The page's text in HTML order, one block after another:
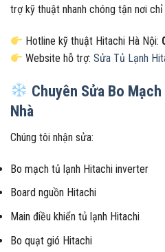
trợ kỹ thuật nhanh chóng tận nơi
Hotline kỹ thuật Hitachi Hà Nội:
Website hỗ trợ:Sửa Tủ Lạnh
Chuyên Sửa Bo
Nhà
Chúng tôi nhận sửa:
Bo mạch tủ lạnh Hitachi inverter
Board nguồn Hitachi
Main điều khiển tủ lạnh Hitachi
Bo quạt gió Hitachi